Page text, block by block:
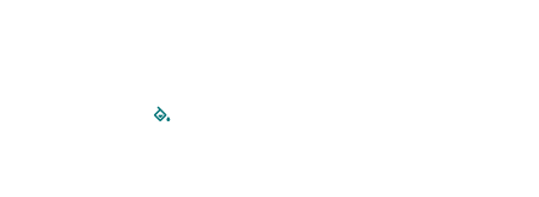
filled-pagination